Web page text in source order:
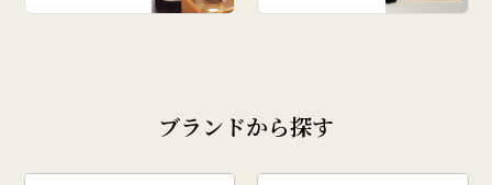
ブランドから探す